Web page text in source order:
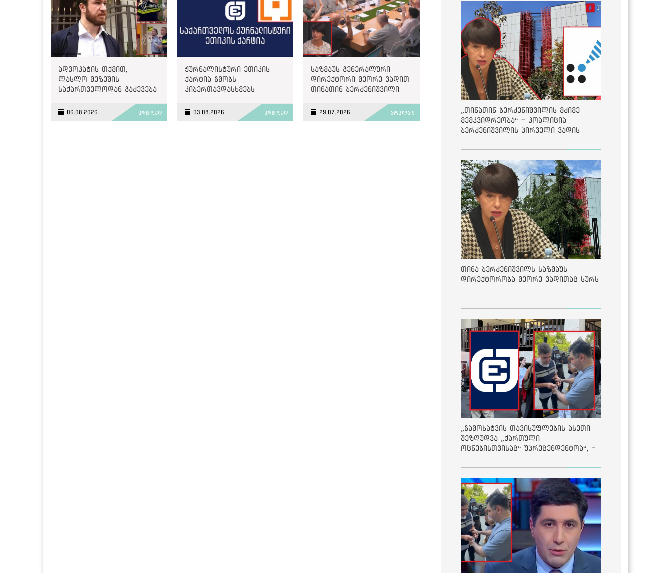
ადვოკატის თქმით,
ლასლო მეზეშის
საქართველოდან გაძევება
06.08.2026 ვრცლად
ჟურნალისტური ეთიკის
ქარტია გმობს
კიბერთავდასხმებს
03.08.2026 ვრცლად
საზმაუს გენერალური
დირექტორი მეორე ვადით
თინათინ ბერძენიშვილი
29.07.2026 ვრცლად
„თინათინ ბერძენიშვილის მძიმე
მემკვიდრეობა“ - კოალიცია
ბერძენიშვილის პირველი ვადის
თინა ბერძენიშვილს საზმაუს
დირექტორობა მეორე ვადითაც სურს
„გამოხატვის თავისუფლების ასეთი
შეზღუდვა „ქართული
ოცნებისთვისაც“ უპრეცენდენტოა“, -